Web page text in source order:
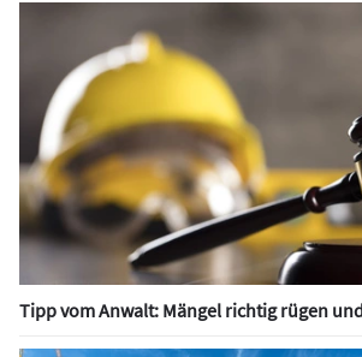
Tipp vom Anwalt: Mängel richtig rügen